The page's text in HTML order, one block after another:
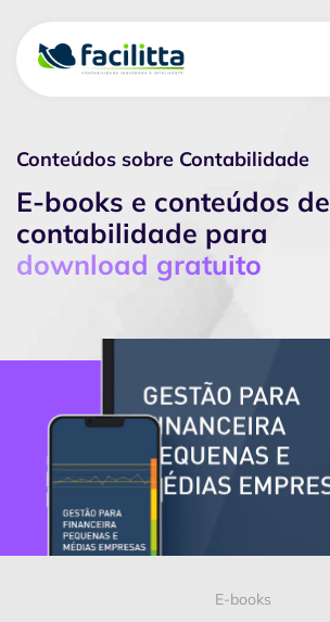
Conteúdos sobre Contabilidade
E-books e conteúdos de
contabilidade para
download gratuito
E-books